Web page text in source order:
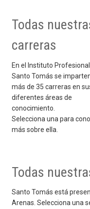
Todas
carreras
En el Instituto Profesional
Santo Tomás se
más de 35 carreras en
diferentes áreas de
conocimiento.
Selecciona una para
más sobre ella.
Todas
Santo Tomás está
Arenas. Selecciona una